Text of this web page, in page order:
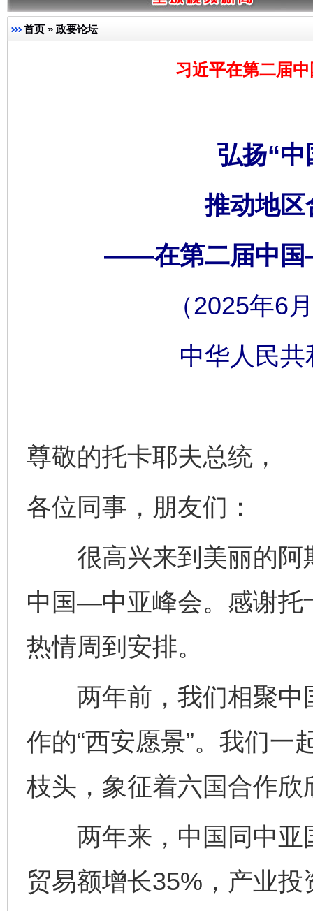
首页 » 政要论坛
习近平在第二届
弘扬“
推动地区
——在第二届中国
（2025年6
中华人民
尊敬的托卡耶夫总统，
各位同事，朋友们：
很高兴来到美丽的阿
中国—中亚峰会。感谢托
热情周到安排。
两年前，我们相聚中
作的“西安愿景”。我们一
枝头，象征着六国合作欣
两年来，中国同中亚
贸易额增长35%，产业